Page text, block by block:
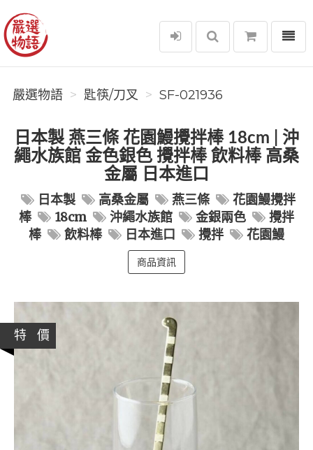
嚴選物語
選單
嚴選物語 匙筷/刀叉 SF-021936
日本製 燕三條 花園鰻攪拌棒 18cm | 沖
繩水族館 金色銀色 攪拌棒 飲料棒 高桑
金屬 日本進口
日本製 高桑金屬 燕三條
花園鰻攪拌
棒
18cm 沖繩水族館 金銀兩色
攪拌
棒
飲料棒 日本進口 攪拌 花園鰻
商品資訊
特 價